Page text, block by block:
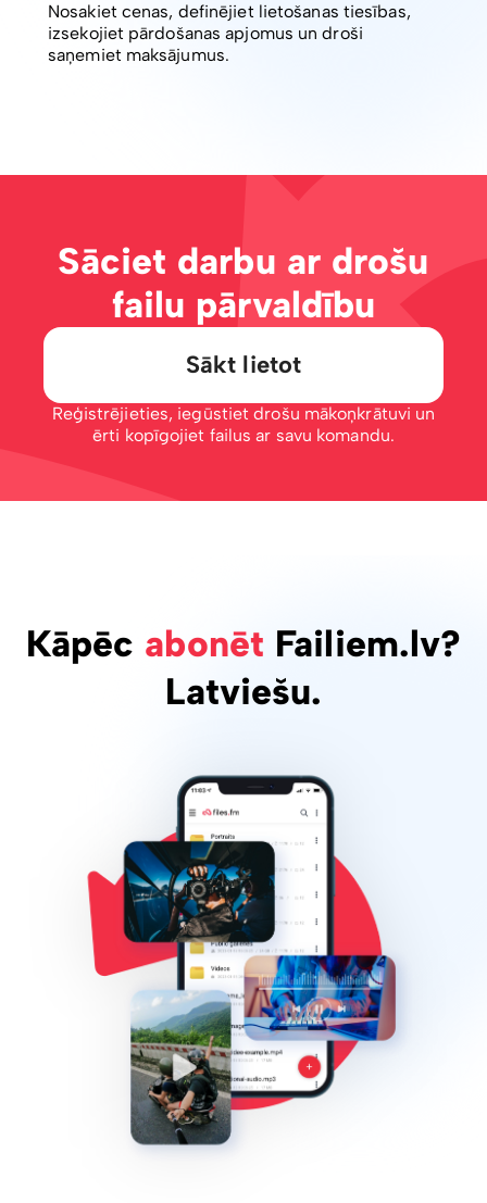
Nosakiet cenas, definējiet lietošanas tiesības,
izsekojiet pārdošanas apjomus un droši
saņemiet maksājumus.
Sāciet darbu ar drošu
failu pārvaldību
Sākt lietot
Reģistrējieties, iegūstiet drošu mākoņkrātuvi un
ērti kopīgojiet failus ar savu komandu.
Kāpēc abonēt Failiem.lv?
Latviešu.